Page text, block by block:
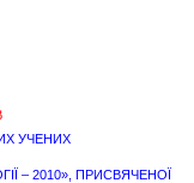
УЧЕНИХ
– 2010», ПРИСВЯЧЕНОЇ